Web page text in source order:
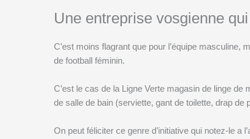
Une entreprise vosgienne
C’est moins flagrant que pour l’équipe
de football féminin.
C’est le cas de la Ligne Verte magasin de linge
de salle de bain (serviette, gant de toilette, drap de
On peut féliciter ce genre d’initiative qui notez-le a